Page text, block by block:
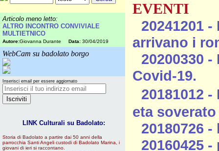
Articolo meno letto:
ALTRO INCONTRO CONVIVIALE
MULTIETNICO
Autore:Giovanna Durante Data: 30/04/2019
WebCam su badolato borgo
Inserisci email per essere aggiornato
LINK Culturali su Badolato:
Storia di Badolato a partire dai 50 anni della
parrocchia Santi Angeli custodi di Badolato Marina, i
giovani di ieri si raccontano.
EVENTI
20241201
arrivano i
20200330
Covid-19.
20181012
eta soverato
20180726
20160425